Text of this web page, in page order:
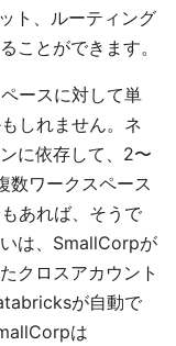
ト、ルーティング
ことができます。
ースに対して単
しれません。ネ
に依存して、2〜
数ワークスペース
あれば、そうで
は、SmallCorpが
クロスアカウント
が自動で
は